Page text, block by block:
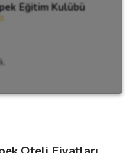
Eğitim Kulübü